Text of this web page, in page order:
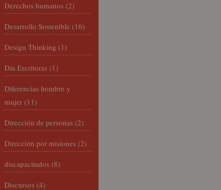
Derechos humanos (2)
Desarrollo Sostenible (16)
Design Thinking (1)
Día Escritoras (1)
Diferencias hombre y
mujer (11)
Dirección de personas (2)
Dirección por misiones (2)
discapacitados (8)
Discursos (4)